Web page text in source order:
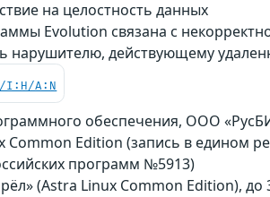
на целостность данных
Evolution связана c
нарушителю, действующему
I:H/A:N
обеспечения, ООО
Common Edition (запись в
программ №5913)
(Astra Linux Common Edition),